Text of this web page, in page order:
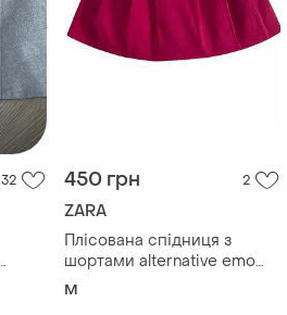
32 450 грн 2
ZARA
Плісована спідниця з
шортами alternative emo
scene goth емо dollskill zara
M